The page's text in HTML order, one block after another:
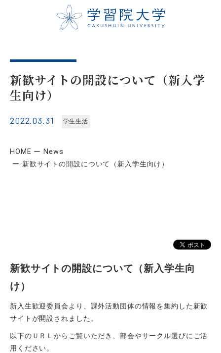
新歓サイトの開設について（新入学
生向け）
2022.03.31 学生生活
HOME
News
新歓サイトの開設について（新入学生向け）
新歓サイトの開設について（新入学生向
け）
新入生歓迎委員会より、課外活動団体の情報を集約した新歓
サイトが開設されました。
以下のＵＲＬからご覧いただき、部会やサークル選びにご活
用ください。